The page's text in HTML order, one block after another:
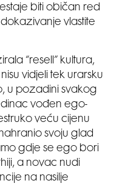
biti običan red
vlastite
“resell” kultura,
vidjeli tek urarsku
u pozadini svakog
vođen ego-
veću cijenu
svoju glad
gdje se ego bori
a novac nudi
na nasilje